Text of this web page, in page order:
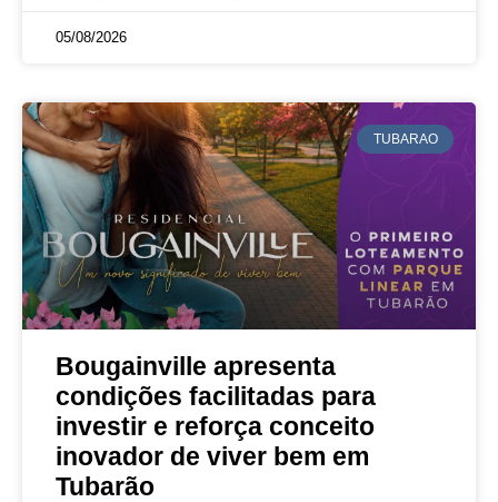
05/08/2026
TUBARAO
Bougainville apresenta
condições facilitadas para
investir e reforça conceito
inovador de viver bem em
Tubarão